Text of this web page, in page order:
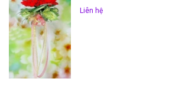
Liên hệ